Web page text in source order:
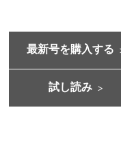
最新号を購入する
試し読み